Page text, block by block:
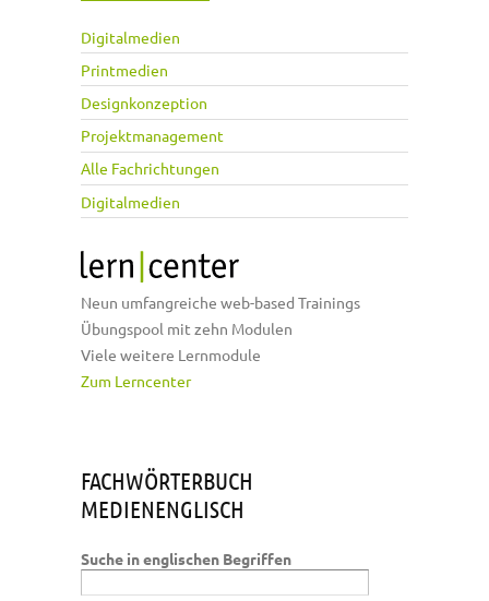
Digitalmedien
Printmedien
Designkonzeption
Projektmanagement
Alle Fachrichtungen
Digitalmedien
Neun umfangreiche web-based Trainings
Übungspool mit zehn Modulen
Viele weitere Lernmodule
Zum Lerncenter
FACHWÖRTERBUCH
MEDIENENGLISCH
Suche in englischen Begriffen